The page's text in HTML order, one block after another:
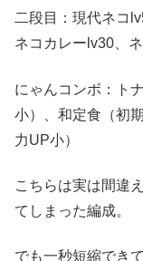
二段目：現代ネコ
ネコカレーlv30、
にゃんコンボ：ト
小）、和定食（初
力UP小）
こちらは実は間違
てしまった編成。
でも一秒短縮でき